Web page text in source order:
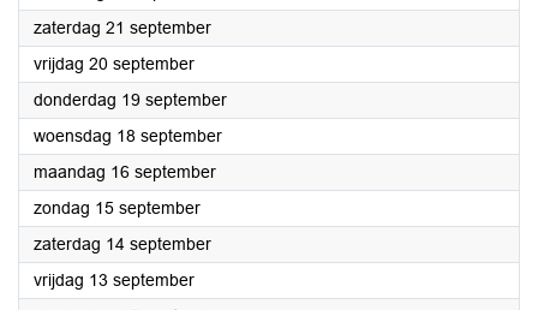
zaterdag 21 september2024
vrijdag 20 september2024
donderdag 19 september2024
woensdag 18 september2024
maandag 16 september2024
zondag 15 september2024
zaterdag 14 september2024
vrijdag 13 september2024